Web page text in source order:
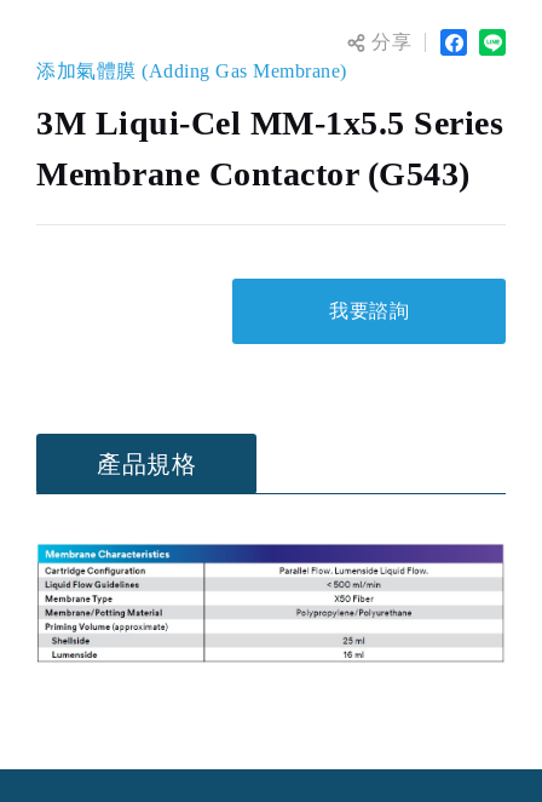
分享
添加氣體膜 (Adding Gas Membrane)
3M Liqui-Cel MM-1x5.5 Series
Membrane Contactor (G543)
我要諮詢
產品規格